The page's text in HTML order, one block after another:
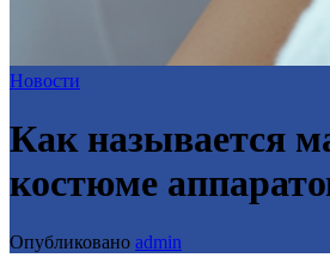
Новости
Как называется
костюме
Опубликовано admin